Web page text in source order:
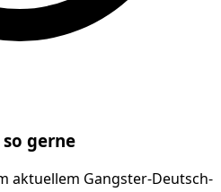
gerne
aktuellem Gangster-Deutsch-